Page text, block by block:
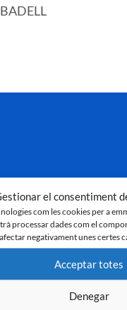
el consentiment
com les cookies per a
processar dades com el
negativament unes certes
Acceptar totes
Denegar